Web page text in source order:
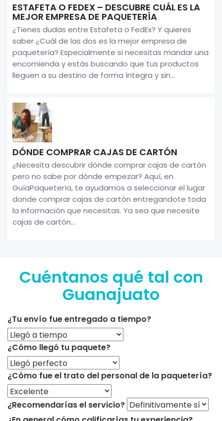
ESTAFETA O FEDEX – DESCUBRE CUÁL ES LA
MEJOR EMPRESA DE PAQUETERÍA
¿Tienes dudas entre Estafeta o FedEx? Y quieres
saber ¿Cuál de las dos es la mejor empresa de
paquetería? Especialmente si necesitas mandar una
encomienda y estás buscando que tus productos
lleguen a su destino de forma íntegra y sin...
DÓNDE COMPRAR CAJAS DE CARTÓN
¿Necesita descubrir dónde comprar cajas de cartón
pero no sabe por dónde empezar? Aquí, en
GuíaPaquetería, te ayudamos a seleccionar el lugar
donde comprar cajas de cartón entregandote toda
la información que necesitas. Ya sea que necesite
cajas de cartón...
Cuéntanos qué tal con
Guanajuato
¿Tu envío fue entregado a tiempo?
¿Cómo llegó tu paquete?
¿Cómo fue el trato del personal de la paquetería?
¿Recomendarías el servicio?